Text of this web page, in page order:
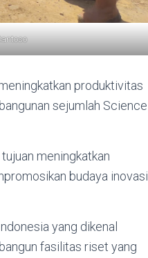
produktivitas
sejumlah Science
meningkatkan
budaya inovasi
yang dikenal
fasilitas riset yang